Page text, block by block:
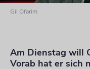
Gil Ofarim
Am Dienstag will
Vorab hat er sich